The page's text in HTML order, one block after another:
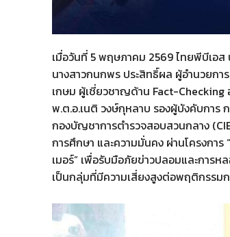
เมื่อวันที่ 5 พฤษภาคม 2569 ไทยพีบีเอ
นางสาวกนกพร ประสิทธิ์ผล ผู้อำนวยก
เกษม ผู้เชี่ยวชาญด้าน Fact-Checking
พ.ต.อ.เนติ วงษ์กุหลาบ รองผู้บังคับการ
กองบัญชาการตำรวจสอบสวนกลาง
การศึกษา และความมั่นคง ผ่านโครงก
เมอร์” เพื่อรับมือภัยข่าวปลอมและการ
เป็นกลุ่มที่มีความเสี่ยงสูงต่อพฤติกรรมก